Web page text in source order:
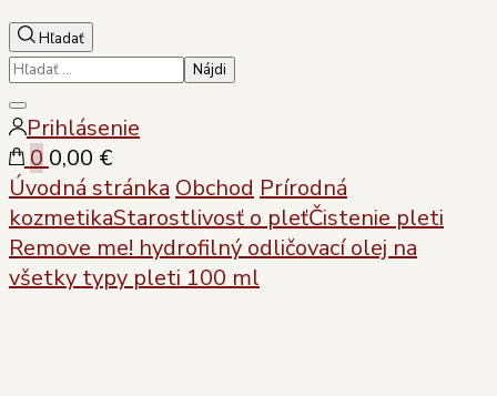
Hľadať
Hľadať:
Zatvoriť
vyhľadávanie
Prihlásenie
0 0,00 €
Úvodná stránka Obchod Prírodná
kozmetikaStarostlivosť o pleťČistenie pleti
Remove me! hydrofilný odličovací olej na
všetky typy pleti 100 ml